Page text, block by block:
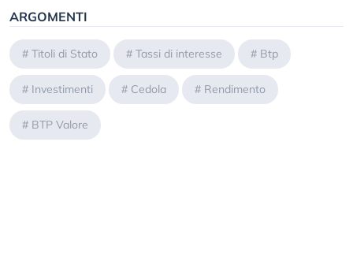
ARGOMENTI
# Titoli di Stato # Tassi di interesse # Btp
# Investimenti # Cedola # Rendimento
# BTP Valore